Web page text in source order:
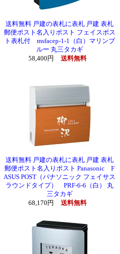
送料無料 戸建の表札に表札 戸建 表札
郵便ポスト名入りポスト フェイスポス
ト表札付 msfacep-1-1（白）マリンブ
ルー 丸三タカギ
58,400円
送料無料
送料無料 戸建の表札に表札 戸建 表札
郵便ポスト名入りポスト Panasonic F
ASUS POST（パナソニック フェイサス
ラウンドタイプ） PRF-6-6（白） 丸
三タカギ
68,170円
送料無料